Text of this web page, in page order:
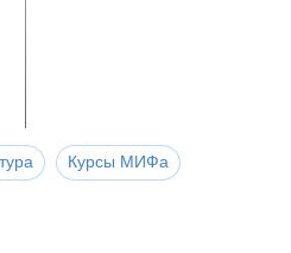
Курсы МИФа